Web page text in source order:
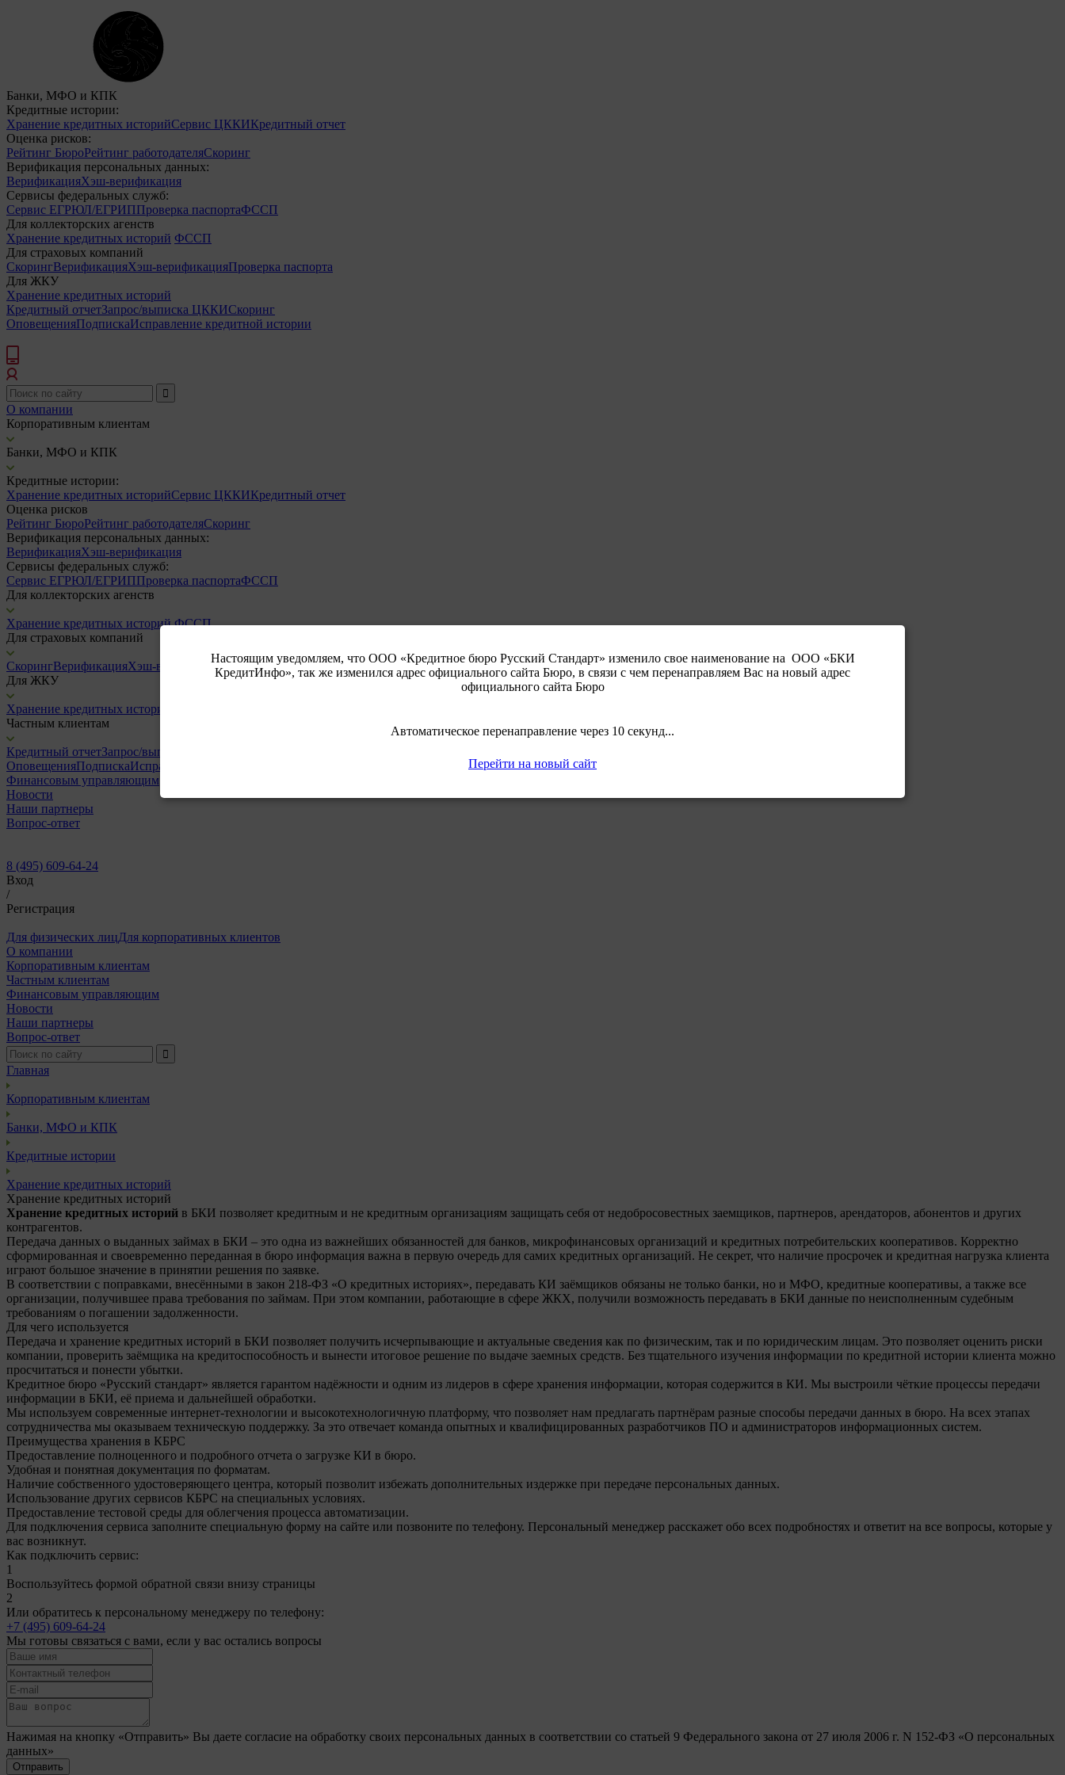
Настоящим уведомляем, что ООО «Кредитное бюро Русский Стандарт» изменило свое наименование на ООО «БКИ
КредитИнфо», так же изменился адрес официального сайта Бюро, в связи с чем перенаправляем Вас на новый адрес
официального сайта Бюро
Автоматическое перенаправление через 10 секунд...
Перейти на новый сайт
Банки, МФО и КПК
Кредитные истории:
Хранение кредитных историйСервис ЦККИКредитный отчет
Оценка рисков:
Рейтинг БюроРейтинг работодателяСкоринг
Верификация персональных данных:
ВерификацияХэш-верификация
Сервисы федеральных служб:
Сервис ЕГРЮЛ/ЕГРИППроверка паспортаФССП
Для коллекторских агенств
Хранение кредитных историй ФССП
Для страховых компаний
СкорингВерификацияХэш-верификацияПроверка паспорта
Для ЖКУ
Хранение кредитных историй
Кредитный отчетЗапрос/выписка ЦККИСкоринг
ОповещенияПодпискаИсправление кредитной истории
О компании
Корпоративным клиентам
Банки, МФО и КПК
Кредитные истории:
Хранение кредитных историйСервис ЦККИКредитный отчет
Оценка рисков
Рейтинг БюроРейтинг работодателяСкоринг
Верификация персональных данных:
ВерификацияХэш-верификация
Сервисы федеральных служб:
Сервис ЕГРЮЛ/ЕГРИППроверка паспортаФССП
Для коллекторских агенств
Хранение кредитных историй ФССП
Для страховых компаний
СкорингВерификацияХэш-верификацияПроверка паспорта
Для ЖКУ
Хранение кредитных историй
Частным клиентам
Кредитный отчетЗапрос/выписка ЦККИ
ОповещенияПодпискаИсправление кредитной истории
Финансовым управляющим
Новости
Наши партнеры
Вопрос-ответ
8 (495) 609-64-24
Вход
/
Регистрация
Для физических лицДля корпоративных клиентов
О компании
Корпоративным клиентам
Частным клиентам
Финансовым управляющим
Новости
Наши партнеры
Вопрос-ответ
Главная
Корпоративным клиентам
Банки, МФО и КПК
Кредитные истории
Хранение кредитных историй
Хранение кредитных историй
Хранение кредитных историй в БКИ позволяет кредитным и не кредитным организациям защищать себя от недобросовестных заемщиков, партнеров, арендаторов, абонентов и других
контрагентов.
Передача данных о выданных займах в БКИ – это одна из важнейших обязанностей для банков, микрофинансовых организаций и кредитных потребительских кооперативов. Корректно
сформированная и своевременно переданная в бюро информация важна в первую очередь для самих кредитных организаций. Не секрет, что наличие просрочек и кредитная нагрузка клиента
играют большое значение в принятии решения по заявке.
В соответствии с поправками, внесёнными в закон 218-ФЗ «О кредитных историях», передавать КИ заёмщиков обязаны не только банки, но и МФО, кредитные кооперативы, а также все
организации, получившее права требования по займам. При этом компании, работающие в сфере ЖКХ, получили возможность передавать в БКИ данные по неисполненным судебным
требованиям о погашении задолженности.
Для чего используется
Передача и хранение кредитных историй в БКИ позволяет получить исчерпывающие и актуальные сведения как по физическим, так и по юридическим лицам. Это позволяет оценить риски
компании, проверить заёмщика на кредитоспособность и вынести итоговое решение по выдаче заемных средств. Без тщательного изучения информации по кредитной истории клиента можно
просчитаться и понести убытки.
Кредитное бюро «Русский стандарт» является гарантом надёжности и одним из лидеров в сфере хранения информации, которая содержится в КИ. Мы выстроили чёткие процессы передачи
информации в БКИ, её приема и дальнейшей обработки.
Мы используем современные интернет-технологии и высокотехнологичную платформу, что позволяет нам предлагать партнёрам разные способы передачи данных в бюро. На всех этапах
сотрудничества мы оказываем техническую поддержку. За это отвечает команда опытных и квалифицированных разработчиков ПО и администраторов информационных систем.
Преимущества хранения в КБРС
Предоставление полноценного и подробного отчета о загрузке КИ в бюро.
Удобная и понятная документация по форматам.
Наличие собственного удостоверяющего центра, который позволит избежать дополнительных издержке при передаче персональных данных.
Использование других сервисов КБРС на специальных условиях.
Предоставление тестовой среды для облегчения процесса автоматизации.
Для подключения сервиса заполните специальную форму на сайте или позвоните по телефону. Персональный менеджер расскажет обо всех подробностях и ответит на все вопросы, которые у
вас возникнут.
Как подключить сервис:
1
Воспользуйтесь формой обратной связи внизу страницы
2
Или обратитесь к персональному менеджеру по телефону:
+7 (495) 609-64-24
Мы готовы связаться с вами, если у вас остались вопросы
Нажимая на кнопку «Отправить» Вы даете согласие на обработку своих персональных данных в соответствии со статьей 9 Федерального закона от 27 июля 2006 г. N 152-ФЗ «О персональных
данных»